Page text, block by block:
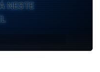
NESTE